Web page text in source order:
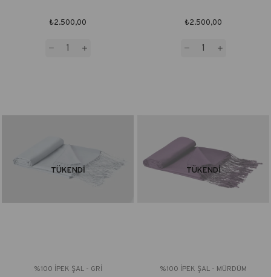
₺2.500,00 ₺2.500,00
TÜKENDI
%100 İPEK ŞAL - GRİ
TÜKENDI
%100 İPEK ŞAL - MÜRDÜM